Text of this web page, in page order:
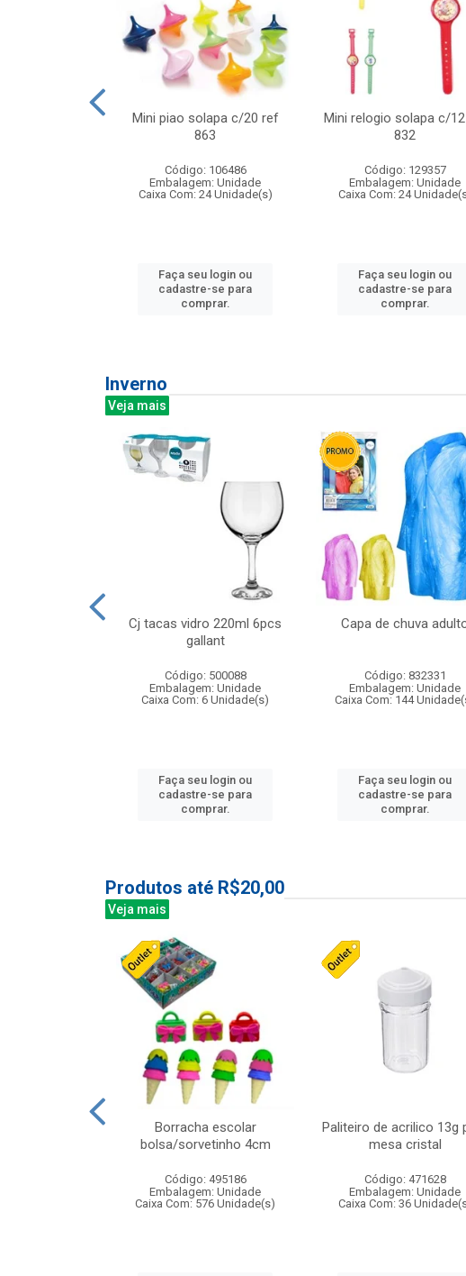
Mini piao solapa c/20 ref
863
Código: 106486
Embalagem: Unidade
Caixa Com: 24 Unidade(s)
Faça seu login ou
cadastre-se para
comprar.
Mini relogio solapa c/
832
Código: 129357
Embalagem: Unidade
Caixa Com: 24
Faça seu login ou
cadastre-se para
comprar.
Inverno
Veja mais
Cj tacas vidro 220ml 6pcs
gallant
Código: 500088
Embalagem: Unidade
Caixa Com: 6 Unidade(s)
Faça seu login ou
cadastre-se para
comprar.
Capa de chuva
Código: 832331
Embalagem: Unidade
Caixa Com: 144
Faça seu login ou
cadastre-se para
comprar.
Produtos até R$20,00
Veja mais
Borracha escolar
bolsa/sorvetinho 4cm
Código: 495186
Embalagem: Unidade
Caixa Com: 576 Unidade(s)
Paliteiro de acrilico 13g
mesa cristal
Código: 471628
Embalagem: Unidade
Caixa Com: 36